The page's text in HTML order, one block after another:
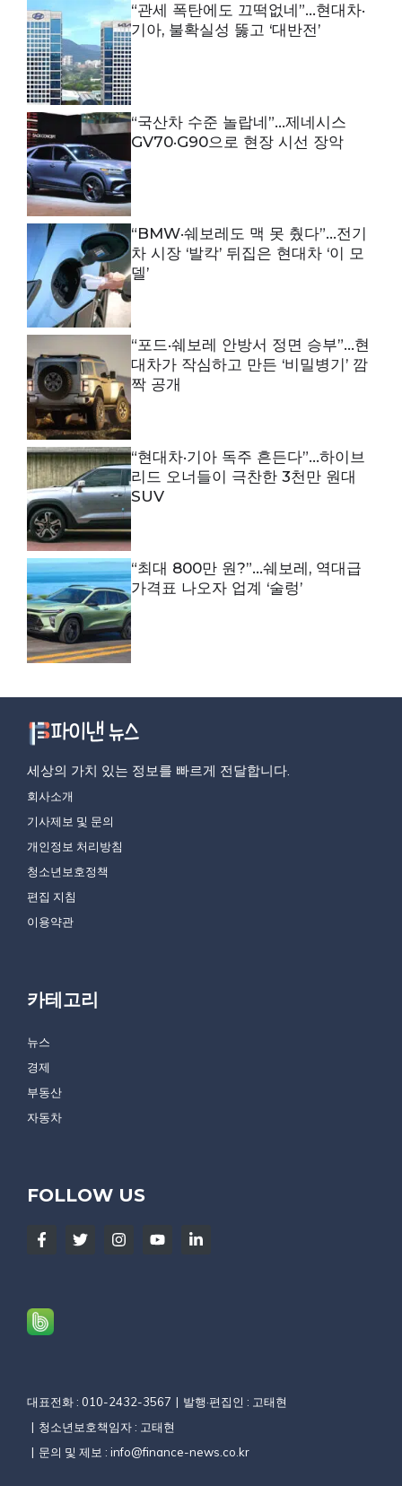
“관세 폭탄에도 끄떡없네”…현대차·
기아, 불확실성 뚫고 ‘대반전’
“국산차 수준 놀랍네”…제네시스
GV70·G90으로 현장 시선 장악
“BMW·쉐보레도 맥 못 췄다”…전기
차 시장 ‘발칵’ 뒤집은 현대차 ‘이 모
델’
“포드·쉐보레 안방서 정면 승부”…현
대차가 작심하고 만든 ‘비밀병기’ 깜
짝 공개
“현대차·기아 독주 흔든다”…하이브
리드 오너들이 극찬한 3천만 원대
SUV
“최대 800만 원?”…쉐보레, 역대급
가격표 나오자 업계 ‘술렁’
세상의 가치 있는 정보를 빠르게 전달합니다.
회사소개
기사제보 및 문의
개인정보 처리방침
청소년보호정책
편집 지침
이용약관
카테고리
뉴스
경제
부동산
자동차
FOLLOW US
대표전화 : 010-2432-3567
발행·편집인 : 고태현
청소년보호책임자 : 고태현
문의 및 제보 : info@finance-news.co.kr